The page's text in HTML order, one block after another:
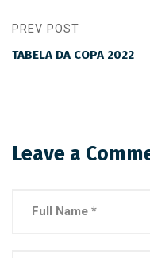
PREV POST
TABELA DA COPA 2022
Leave a